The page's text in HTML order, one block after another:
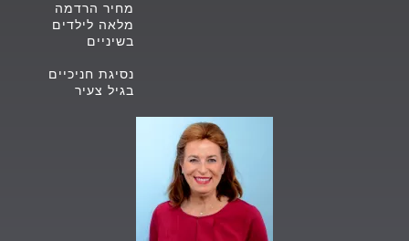
מחיר הרדמה
מלאה לילדים
בשיניים
נסיגת חניכיים
בגיל צעיר